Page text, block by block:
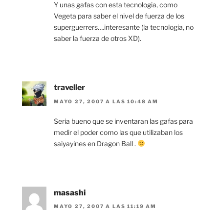
Y unas gafas con esta tecnologia, como
Vegeta para saber el nivel de fuerza de los
superguerrers….interesante (la tecnologia, no
saber la fuerza de otros XD).
traveller
MAYO 27, 2007 A LAS 10:48 AM
Seria bueno que se inventaran las gafas para
medir el poder como las que utilizaban los
saiyayines en Dragon Ball .
masashi
MAYO 27, 2007 A LAS 11:19 AM